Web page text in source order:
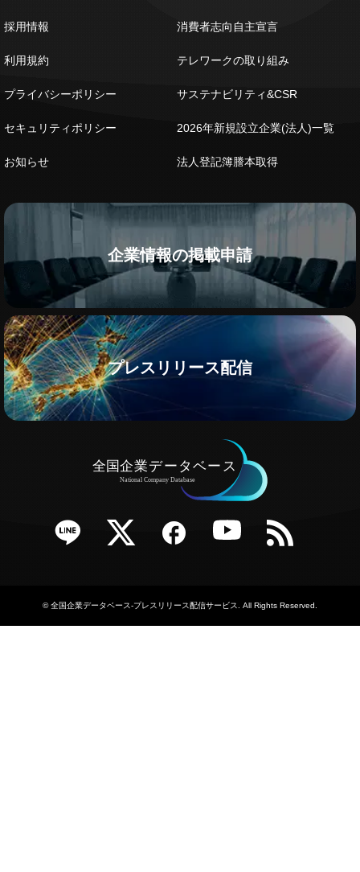
採用情報
利用規約
プライバシーポリシー
セキュリティポリシー
お知らせ
消費者志向自主宣言
テレワークの取り組み
サステナビリティ&CSR
2026年新規設立企業(法人)一覧
法人登記簿謄本取得
企業情報の掲載申請
プレスリリース配信
Twitter Facebook YouTube RSS
©全国企業データベース-プレスリリース配信サービス. All Rights Reserved.